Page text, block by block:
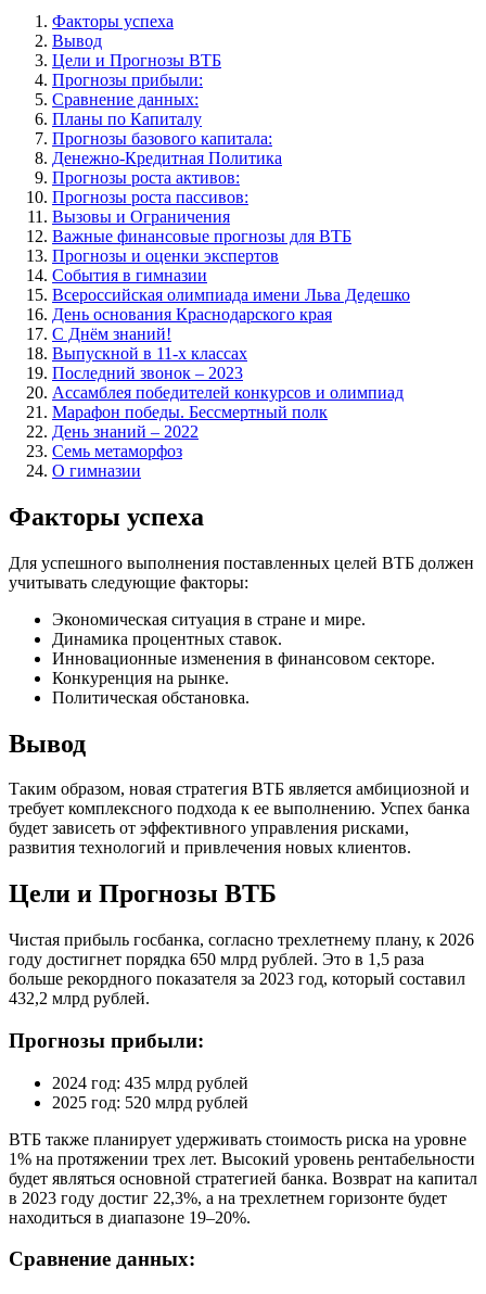
Факторы успеха
Вывод
Цели и Прогнозы ВТБ
Прогнозы прибыли:
Сравнение данных:
Планы по Капиталу
Прогнозы базового капитала:
Денежно-Кредитная Политика
Прогнозы роста активов:
Прогнозы роста пассивов:
Вызовы и Ограничения
Важные финансовые прогнозы для ВТБ
Прогнозы и оценки экспертов
События в гимназии
Всероссийская олимпиада имени Льва Дедешко
День основания Краснодарского края
С Днём знаний!
Выпускной в 11-х классах
Последний звонок – 2023
Ассамблея победителей конкурсов и олимпиад
Марафон победы. Бессмертный полк
День знаний – 2022
Семь метаморфоз
О гимназии
Факторы успеха
Для успешного выполнения поставленных целей ВТБ должен
учитывать следующие факторы:
Экономическая ситуация в стране и мире.
Динамика процентных ставок.
Инновационные изменения в финансовом секторе.
Конкуренция на рынке.
Политическая обстановка.
Вывод
Таким образом, новая стратегия ВТБ является амбициозной и
требует комплексного подхода к ее выполнению. Успех банка
будет зависеть от эффективного управления рисками,
развития технологий и привлечения новых клиентов.
Цели и Прогнозы ВТБ
Чистая прибыль госбанка, согласно трехлетнему плану, к 2026
году достигнет порядка 650 млрд рублей. Это в 1,5 раза
больше рекордного показателя за 2023 год, который составил
432,2 млрд рублей.
Прогнозы прибыли:
2024 год: 435 млрд рублей
2025 год: 520 млрд рублей
ВТБ также планирует удерживать стоимость риска на уровне
1% на протяжении трех лет. Высокий уровень рентабельности
будет являться основной стратегией банка. Возврат на капитал
в 2023 году достиг 22,3%, а на трехлетнем горизонте будет
находиться в диапазоне 19–20%.
Сравнение данных: